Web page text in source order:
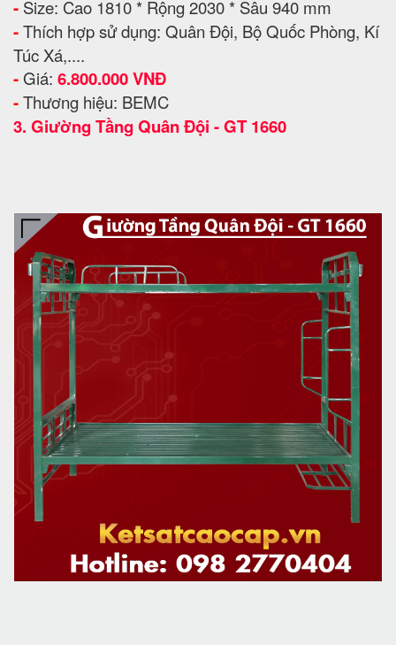
- Size: Cao 1810 * Rộng 2030 * Sâu 940 mm
-Thích hợp sử dụng: Quân Đội, Bộ Quốc Phòng, Kí
Túc Xá,....
- Giá: 6.800.000 VNĐ
-Thương hiệu: BEMC
3. Giường Tầng Quân Đội - GT 1660